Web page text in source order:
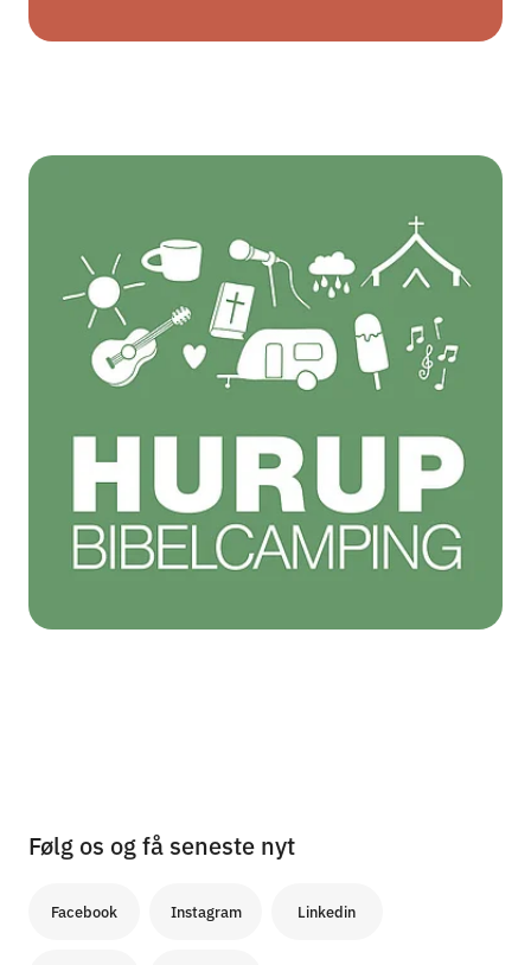
Følg os og få seneste nyt
Facebook Instagram Linkedin